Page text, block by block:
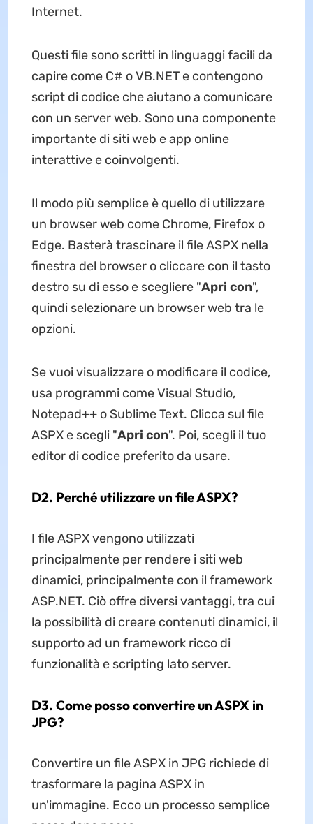
Internet.
Questi file sono scritti in linguaggi facili da
capire come C# o VB.NET e contengono
script di codice che aiutano a comunicare
con un server web. Sono una componente
importante di siti web e app online
interattive e coinvolgenti.
Il modo più semplice è quello di utilizzare
un browser web come Chrome, Firefox o
Edge. Basterà trascinare il file ASPX nella
finestra del browser o cliccare con il tasto
destro su di esso e scegliere "Apri con",
quindi selezionare un browser web tra le
opzioni.
Se vuoi visualizzare o modificare il codice,
usa programmi come Visual Studio,
Notepad++ o Sublime Text. Clicca sul file
ASPX e scegli "Apri con". Poi, scegli il tuo
editor di codice preferito da usare.
D2. Perché utilizzare un file ASPX?
I file ASPX vengono utilizzati
principalmente per rendere i siti web
dinamici, principalmente con il framework
ASP.NET. Ciò offre diversi vantaggi, tra cui
la possibilità di creare contenuti dinamici, il
supporto ad un framework ricco di
funzionalità e scripting lato server.
D3. Come posso convertire un ASPX in
JPG?
Convertire un file ASPX in JPG richiede di
trasformare la pagina ASPX in
un'immagine. Ecco un processo semplice